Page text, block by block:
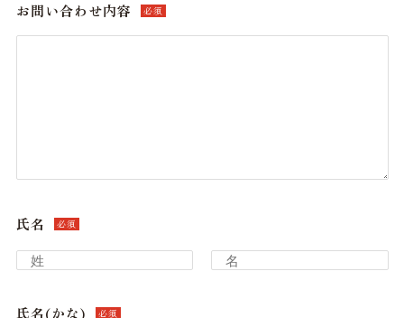
お問い合わせ内容 必須
氏名 必須
氏名(かな) 必須